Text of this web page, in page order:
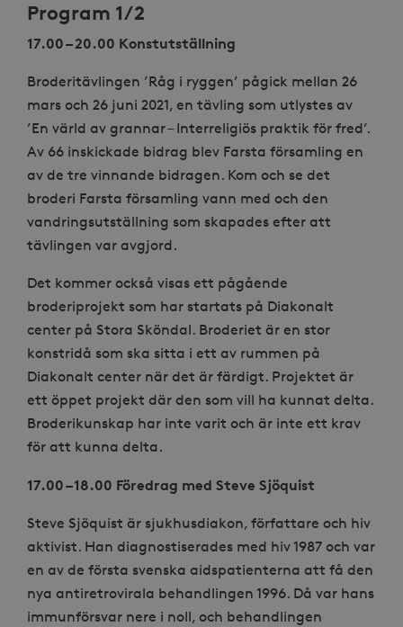
Program 1/2
17.00 – 20.00 Konstutställning
Broderitävlingen ’Råg i ryggen’ pågick mellan 26
mars och 26 juni 2021, en tävling som utlystes av
’En värld av grannar – Interreligiös praktik för fred’.
Av 66 inskickade bidrag blev Farsta församling en
av de tre vinnande bidragen. Kom och se det
broderi Farsta församling vann med och den
vandringsutställning som skapades efter att
tävlingen var avgjord.
Det kommer också visas ett pågående
broderiprojekt som har startats på Diakonalt
center på Stora Sköndal. Broderiet är en stor
konstridå som ska sitta i ett av rummen på
Diakonalt center när det är färdigt. Projektet är
ett öppet projekt där den som vill ha kunnat delta.
Broderikunskap har inte varit och är inte ett krav
för att kunna delta.
17.00 – 18.00 Föredrag med Steve Sjöquist
Steve Sjöquist är sjukhusdiakon, författare och hiv
aktivist. Han diagnostiserades med hiv 1987 och var
en av de första svenska aidspatienterna att få den
nya antiretrovirala behandlingen 1996. Då var hans
immunförsvar nere i noll, och behandlingen